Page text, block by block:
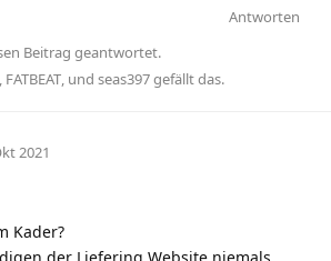
Antworten
Beitrag geantwortet.
FATBEAT , und seas397gefällt das.
2021
Kader?